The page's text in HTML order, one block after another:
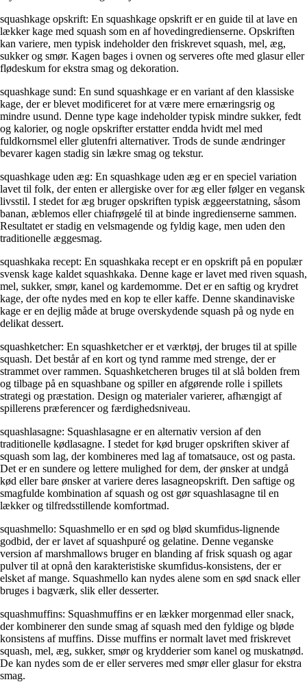
squashkage opskrift: En squashkage opskrift er en guide til at lave en
lækker kage med squash som en af hovedingredienserne. Opskriften
kan variere, men typisk indeholder den friskrevet squash, mel, æg,
sukker og smør. Kagen bages i ovnen og serveres ofte med glasur eller
flødeskum for ekstra smag og dekoration.
squashkage sund: En sund squashkage er en variant af den klassiske
kage, der er blevet modificeret for at være mere ernæringsrig og
mindre usund. Denne type kage indeholder typisk mindre sukker, fedt
og kalorier, og nogle opskrifter erstatter endda hvidt mel med
fuldkornsmel eller glutenfri alternativer. Trods de sunde ændringer
bevarer kagen stadig sin lækre smag og tekstur.
squashkage uden æg: En squashkage uden æg er en speciel variation
lavet til folk, der enten er allergiske over for æg eller følger en vegansk
livsstil. I stedet for æg bruger opskriften typisk æggeerstatning, såsom
banan, æblemos eller chiafrøgelé til at binde ingredienserne sammen.
Resultatet er stadig en velsmagende og fyldig kage, men uden den
traditionelle æggesmag.
squashkaka recept: En squashkaka recept er en opskrift på en populær
svensk kage kaldet squashkaka. Denne kage er lavet med riven squash,
mel, sukker, smør, kanel og kardemomme. Det er en saftig og krydret
kage, der ofte nydes med en kop te eller kaffe. Denne skandinaviske
kage er en dejlig måde at bruge overskydende squash på og nyde en
delikat dessert.
squashketcher: En squashketcher er et værktøj, der bruges til at spille
squash. Det består af en kort og tynd ramme med strenge, der er
strammet over rammen. Squashketcheren bruges til at slå bolden frem
og tilbage på en squashbane og spiller en afgørende rolle i spillets
strategi og præstation. Design og materialer varierer, afhængigt af
spillerens præferencer og færdighedsniveau.
squashlasagne: Squashlasagne er en alternativ version af den
traditionelle kødlasagne. I stedet for kød bruger opskriften skiver af
squash som lag, der kombineres med lag af tomatsauce, ost og pasta.
Det er en sundere og lettere mulighed for dem, der ønsker at undgå
kød eller bare ønsker at variere deres lasagneopskrift. Den saftige og
smagfulde kombination af squash og ost gør squashlasagne til en
lækker og tilfredsstillende komfortmad.
squashmello: Squashmello er en sød og blød skumfidus-lignende
godbid, der er lavet af squashpuré og gelatine. Denne veganske
version af marshmallows bruger en blanding af frisk squash og agar
pulver til at opnå den karakteristiske skumfidus-konsistens, der er
elsket af mange. Squashmello kan nydes alene som en sød snack eller
bruges i bagværk, slik eller desserter.
squashmuffins: Squashmuffins er en lækker morgenmad eller snack,
der kombinerer den sunde smag af squash med den fyldige og bløde
konsistens af muffins. Disse muffins er normalt lavet med friskrevet
squash, mel, æg, sukker, smør og krydderier som kanel og muskatnød.
De kan nydes som de er eller serveres med smør eller glasur for ekstra
smag.